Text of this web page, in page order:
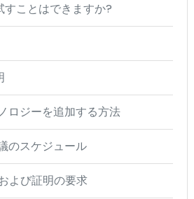
すことはできますか?
ロジーを追加する方法
のスケジュール
よび証明の要求